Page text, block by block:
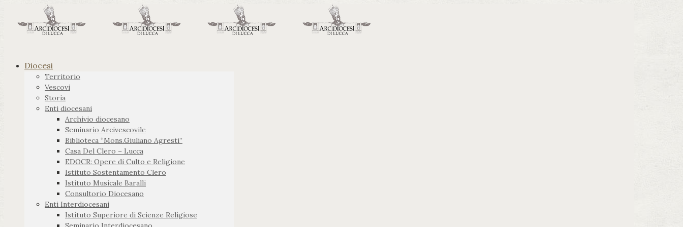
Diocesi
Territorio
Vescovi
Storia
Enti diocesani
Archivio diocesano
Seminario Arcivescovile
Biblioteca “Mons.Giuliano Agresti”
Casa Del Clero – Lucca
EDOCR: Opere di Culto e Religione
Istituto Sostentamento Clero
Istituto Musicale Baralli
Consultorio Diocesano
Enti Interdiocesani
Istituto Superiore di Scienze Religiose